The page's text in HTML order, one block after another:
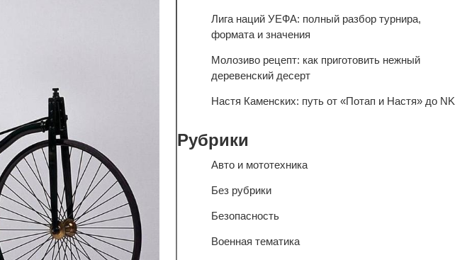
Лига наций УЕФА: полный разбор турнира,
формата и значения
Молозиво рецепт: как приготовить нежный
деревенский десерт
Настя Каменских: путь от «Потап и Настя» до NK
Рубрики
Авто и мототехника
Без рубрики
Безопасность
Военная тематика